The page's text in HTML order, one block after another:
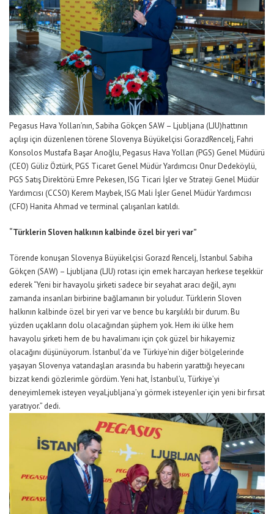
Pegasus Hava Yolları’nın,Sabiha Gökçen SAW – Ljubljana (LJU)hattının
açılışı için düzenlenen törene Slovenya Büyükelçisi GorazdRencelj,Fahri
Konsolos Mustafa Başar Arıoğlu,Pegasus Hava Yolları (PGS) Genel Müdürü
(CEO) Güliz Öztürk,PGS Ticaret Genel Müdür Yardımcısı OnurDedeköylü,
PGS Satış Direktörü Emre Pekesen,ISG Ticari İşler ve Strateji Genel Müdür
Yardımcısı (CCSO) Kerem Maybek, ISG Mali İşler Genel Müdür Yardımcısı
(CFO) Hanita Ahmad ve terminal çalışanları katıldı.
“Türklerin Sloven halkının kalbinde özel bir yeri var”
Törende konuşan Slovenya Büyükelçisi Gorazd Rencelj, İstanbul Sabiha
Gökçen (SAW) – Ljubljana (LJU) rotası için emek harcayan herkese teşekkür
ederek“Yeni bir havayolu şirketi sadece bir seyahat aracı değil, aynı
zamanda insanları birbirine bağlamanın bir yoludur. Türklerin Sloven
halkının kalbinde özel bir yeri var ve bence bu karşılıklı bir durum. Bu
yüzden uçakların dolu olacağından şüphem yok.Hem iki ülke hem
havayolu şirketi hem de bu havalimanı için çok güzel bir hikayemiz
olacağını düşünüyorum. İstanbul’da ve Türkiye’nin diğer bölgelerinde
yaşayan Slovenya vatandaşları arasında bu haberin yarattığı heyecanı
bizzat kendi gözlerimle gördüm. Yeni hat, İstanbul’u, Türkiye’yi
deneyimlemek isteyen veyaLjubljana’yı görmekisteyenleriçin yeni bir fırsat
yaratıyor.” dedi.